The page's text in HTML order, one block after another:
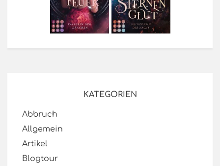
KATEGORIEN
Abbruch
Allgemein
Artikel
Blogtour